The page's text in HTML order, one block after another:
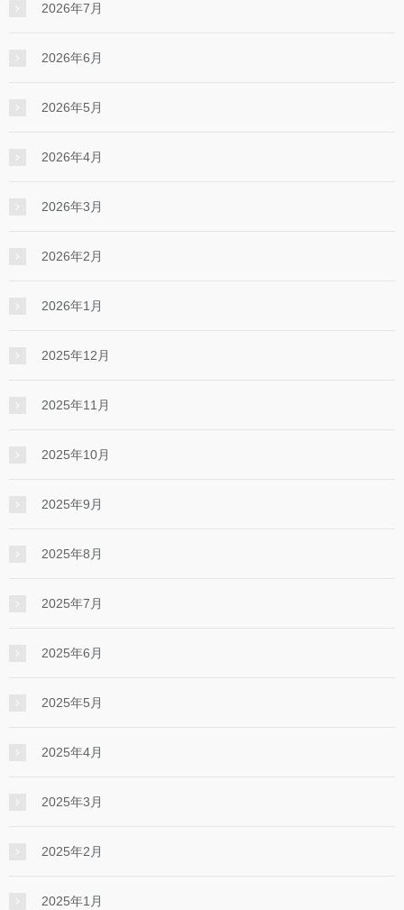
2026年7月
2026年6月
2026年5月
2026年4月
2026年3月
2026年2月
2026年1月
2025年12月
2025年11月
2025年10月
2025年9月
2025年8月
2025年7月
2025年6月
2025年5月
2025年4月
2025年3月
2025年2月
2025年1月